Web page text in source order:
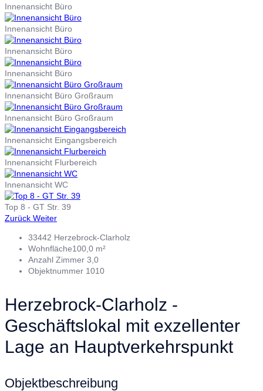
Innenansicht Büro
Innenansicht Büro
Innenansicht Büro
Innenansicht Büro
Innenansicht Büro Großraum
Innenansicht Büro Großraum
Innenansicht Eingangsbereich
Innenansicht Flurbereich
Innenansicht WC
Top 8 - GT Str. 39
Zurück Weiter
33442 Herzebrock-Clarholz
Wohnfläche100,0 m²
Anzahl Zimmer 3,0
Objektnummer 1010
Herzebrock-Clarholz -
Geschäftslokal mit exzellenter
Lage an Hauptverkehrspunkt
Objektbeschreibung